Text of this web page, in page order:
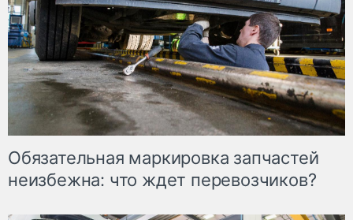
Обязательная маркировка запчастей
неизбежна: что ждет перевозчиков?